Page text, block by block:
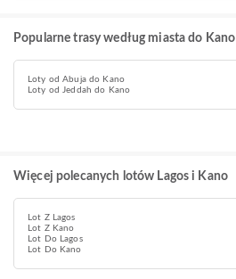
Popularne trasy według miasta do Kano
Loty od Abuja do Kano
Loty od Jeddah do Kano
Więcej polecanych lotów Lagos i Kano
Lot Z Lagos
Lot Z Kano
Lot Do Lagos
Lot Do Kano